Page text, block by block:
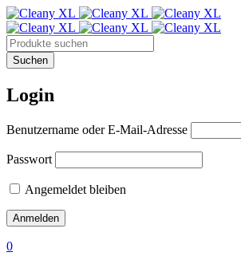
Login
Benutzername oder E-Mail-Adresse
Passwort
Angemeldet bleiben
0